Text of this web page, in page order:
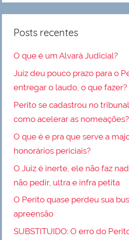
Posts recentes
O que é um Alvará Judicial?
Juiz deu pouco prazo para o
entregar o laudo, o que fazer?
Perito se cadastrou no
como acelerar as nomeações?
O que é e pra que serve a
honorários periciais?
O Juiz é inerte, ele não faz
não pedir, ultra e infra petita
O Perito quase perdeu sua
apreensão
SUBSTITUIDO: O erro do